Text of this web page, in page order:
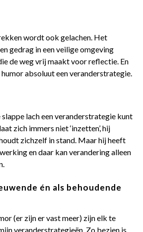
wordt ook gelachen. Het
gedrag in een veilige omgeving
de weg vrij maakt voor reflectie. En
humor absoluut een veranderstrategie.
lach een veranderstrategie kunt
zich immers niet ‘inzetten’, hij
zichzelf in stand. Maar hij heeft
en daar kan verandering alleen
én als behoudende
(er zijn er vast meer) zijn elk te
veranderstrategieën . Zo bezien is